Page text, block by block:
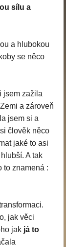
sílu a
a hlubokou
se něco
jsem zažila
a zároveň
jsem si a
člověk něco
jaké to asi
A tak
to znamená :
jak věci
jak já to